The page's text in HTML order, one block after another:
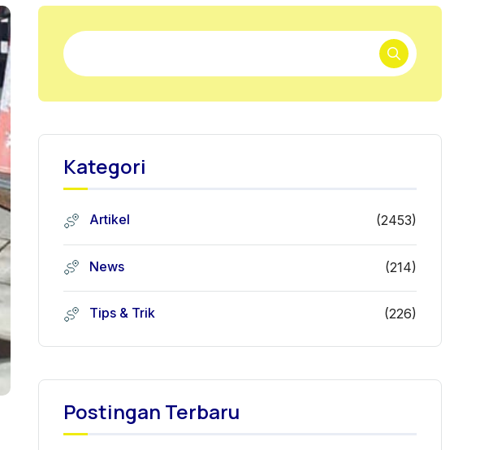
Kategori
Artikel (2453)
News (214)
Tips & Trik (226)
Postingan Terbaru